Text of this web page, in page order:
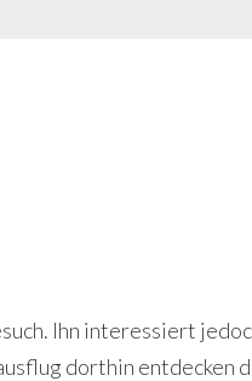
Ihn interessiert
dorthin entdecken